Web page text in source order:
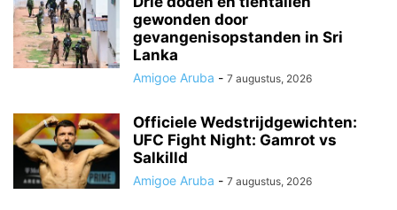
gewonden door
gevangenisopstanden in Sri
Lanka
Amigoe Aruba - 7 augustus, 2026
Officiele Wedstrijdgewichten:
UFC Fight Night: Gamrot vs
Salkilld
Amigoe Aruba - 7 augustus, 2026